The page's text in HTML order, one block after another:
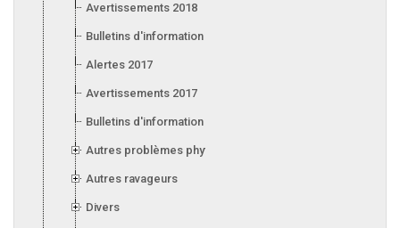
Avertissements 2018
Bulletins d'information 2018
Alertes 2017
Avertissements 2017
Bulletins d'information 2017
Autres problèmes phytosanitaires
Autres ravageurs
Divers